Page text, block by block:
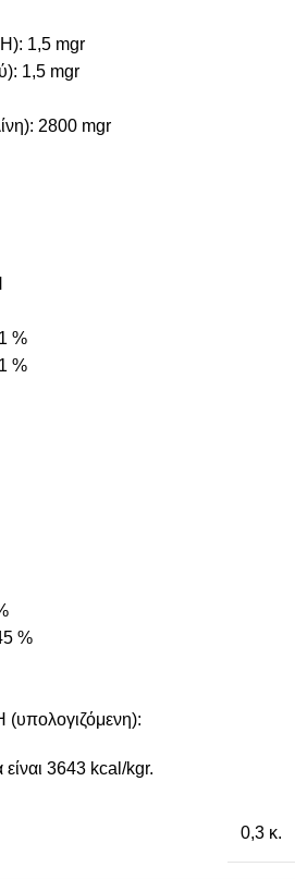
Η): 1,5 mgr
1,5 mgr
2800 mgr
%
%
%
είναι 3643 kcal/kgr.
0,3 κ.